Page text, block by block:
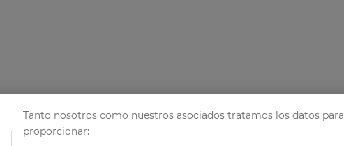
Tanto nosotros como nuestros asociados tratamos los datos para
proporcionar: